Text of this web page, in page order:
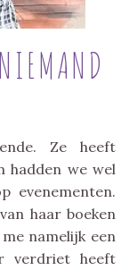
Ze heeft
hadden we wel
evenementen.
haar boeken
namelijk een
verdriet heeft